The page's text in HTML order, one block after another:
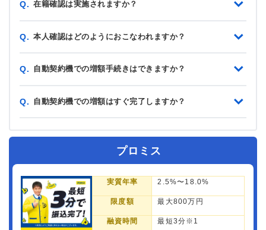
Q. 在籍確認は実施されますか？
Q. 本人確認はどのようにおこなわれますか？
Q. 自動契約機での増額手続きはできますか？
Q. 自動契約機での増額はすぐ完了しますか？
プロミス
実質年率 2.5%〜18.0%
限度額 最大800万円
融資時間 最短3分※1